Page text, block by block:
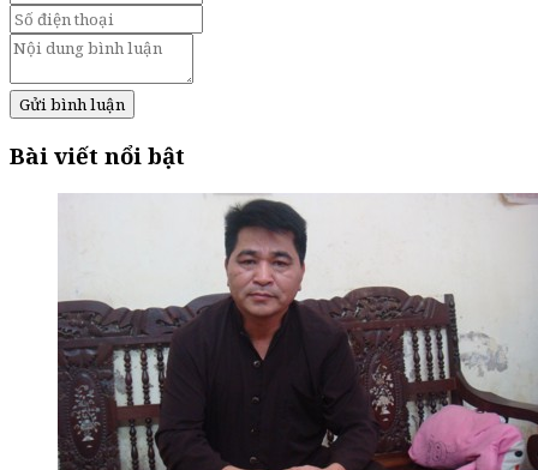
Gửi bình luận
Bài viết nổi bật